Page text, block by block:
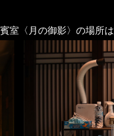
室〈月の御影〉の場所は